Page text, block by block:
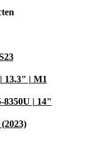
13.3" | M1
8350U | 14"